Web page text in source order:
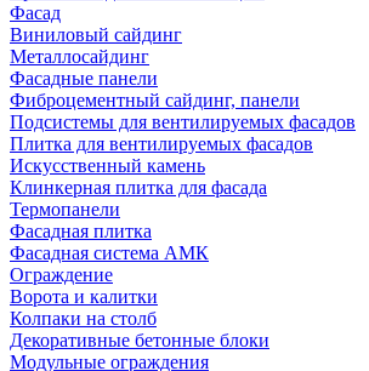
Фасад
Виниловый сайдинг
Металлосайдинг
Фасадные панели
Фиброцементный сайдинг, панели
Подсистемы для вентилируемых фасадов
Плитка для вентилируемых фасадов
Искусственный камень
Клинкерная плитка для фасада
Термопанели
Фасадная плитка
Фасадная система АМК
Ограждение
Ворота и калитки
Колпаки на столб
Декоративные бетонные блоки
Модульные ограждения